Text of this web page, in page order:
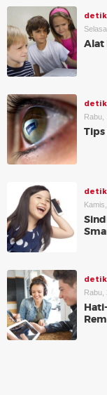
Alat
Rabu,
Rabu,